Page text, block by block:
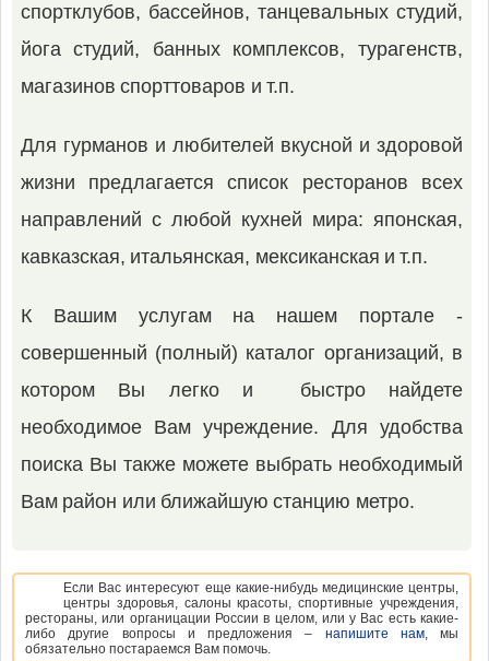
спортклубов, бассейнов, танцевальных студий,
йога студий, банных комплексов, турагенств,
магазинов спорттоваров и т.п.
Для гурманов и любителей вкусной и здоровой
жизни предлагается список ресторанов всех
направлений с любой кухней мира: японская,
кавказская, итальянская, мексиканская и т.п.
К Вашим услугам на нашем портале -
совершенный (полный) каталог организаций, в
котором Вы легко и быстро найдете
необходимое Вам учреждение. Для удобства
поиска Вы также можете выбрать необходимый
Вам район или ближайшую станцию метро.
Если Вас интересуют еще какие-нибудь медицинские центры,
центры здоровья, салоны красоты, спортивные учреждения,
рестораны, или органицации России в целом, или у Вас есть какие-
либо другие вопросы и предложения – напишите нам, мы
обязательно постараемся Вам помочь.